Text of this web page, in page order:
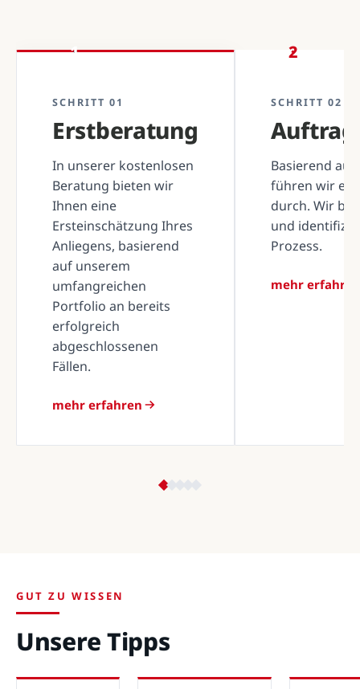
1
SCHRITT 01
Erstberatung
In unserer kostenlosen
Beratung bieten wir
Ihnen eine
Ersteinschätzung Ihres
Anliegens, basierend
auf unserem
umfangreichen
Portfolio an bereits
erfolgreich
abgeschlossenen
Fällen.
mehr erfahren
2
SCHRITT 02
Basierend
führen wir
durch. Wir
und
Prozess.
mehr erfahren
GUT ZU WISSEN
Unsere Tipps